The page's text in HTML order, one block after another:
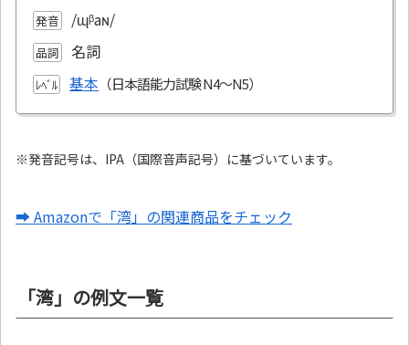
発音 /ɰᵝaɴ/
品詞 名詞
ﾚﾍﾞﾙ 基本
※発音記号は、IPA（国際音声記号）に基づいています。
➡ Amazonで「湾」の関連商品をチェック
「湾」の例文一覧